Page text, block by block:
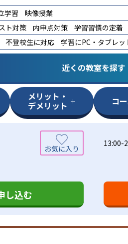
学習
映像授業
ト対策 内申点対策 学習習慣の定着
不登校生に対応 学習にPC・タブレッ
近くの教室を探す
メリット・
デメリット コ
13:00-
し込む